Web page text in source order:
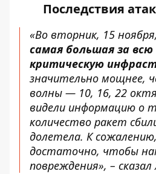
Последствия
«Во вторник, 15
самая большая за
критическую
значительно мощнее,
волны — 10, 16, 22
видели информацию о
количество ракет
долетела. К
достаточно, чтобы
повреждения», – сказал